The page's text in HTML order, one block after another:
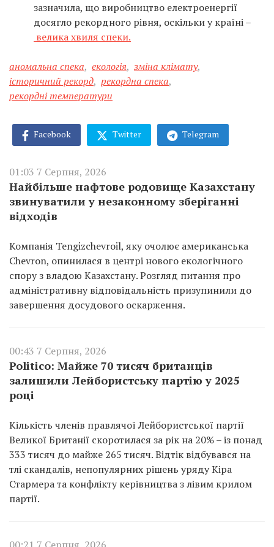
зазначила, що виробництво електроенергії
досягло рекордного рівня, оскільки у країні –
велика хвиля спеки.
аномальна спека, екологія, зміна клімату,
історичний рекорд, рекордна спека,
рекордні температури
Facebook Twitter Telegram
01:03 7 Серпня, 2026
Найбільше нафтове родовище Казахстану
звинуватили у незаконному зберіганні
відходів
Компанія Tengizchevroil, яку очолює американська
Chevron, опинилася в центрі нового екологічного
спору з владою Казахстану. Розгляд питання про
адміністративну відповідальність призупинили до
завершення досудового оскарження.
00:43 7 Серпня, 2026
Politico: Майже 70 тисяч британців
залишили Лейбористську партію у 2025
році
Кількість членів правлячої Лейбористської партії
Великої Британії скоротилася за рік на 20% – із понад
333 тисяч до майже 265 тисяч. Відтік відбувався на
тлі скандалів, непопулярних рішень уряду Кіра
Стармера та конфлікту керівництва з лівим крилом
партії.
00:21 7 Серпня, 2026